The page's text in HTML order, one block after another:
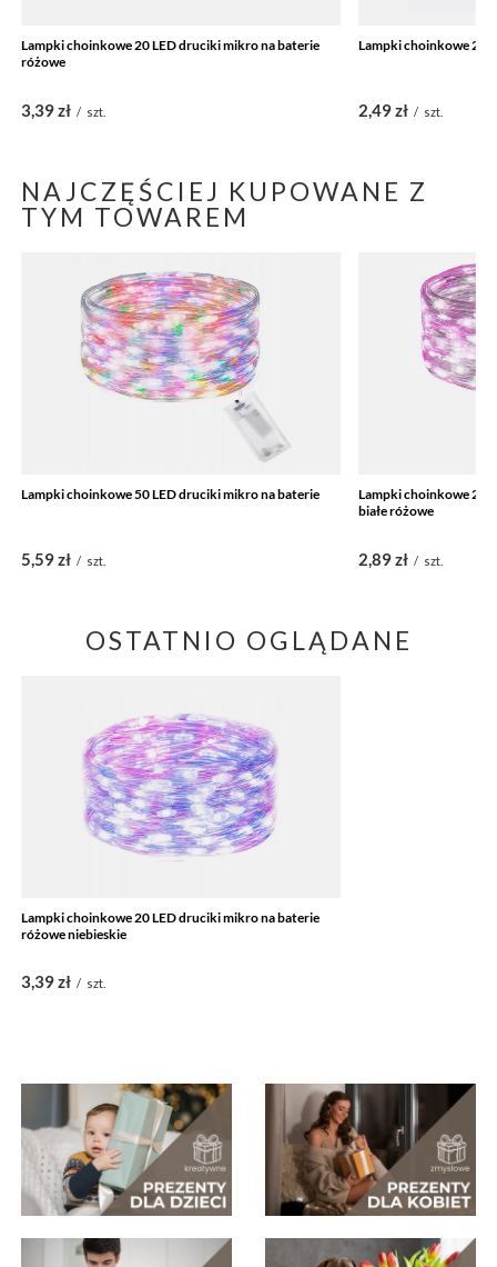
Lampki choinkowe 20 LED druciki mikro na baterie
różowe
3,39 zł / szt.
Lampki choinkowe 20
2,49 zł / szt.
NAJCZĘŚCIEJ KUPOWANE Z
TYM TOWAREM
Lampki choinkowe 50 LED druciki mikro na baterie
5,59 zł / szt.
Lampki choinkowe 20
białe różowe
2,89 zł / szt.
OSTATNIO OGLĄDANE
Lampki choinkowe 20 LED druciki mikro na baterie
różowe niebieskie
3,39 zł / szt.